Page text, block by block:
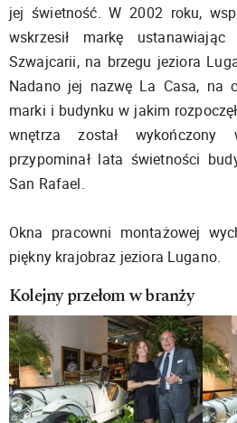
jej świetność. W 2002 roku,
wskrzesił markę
Szwajcarii, na brzegu jeziora
Nadano jej nazwę La Casa, na
marki i budynku w jakim
wnętrza został
przypominał lata świetności
San Rafael.
Okna pracowni montażowej
piękny krajobraz jeziora Lugano.
Kolejny przełom w branży